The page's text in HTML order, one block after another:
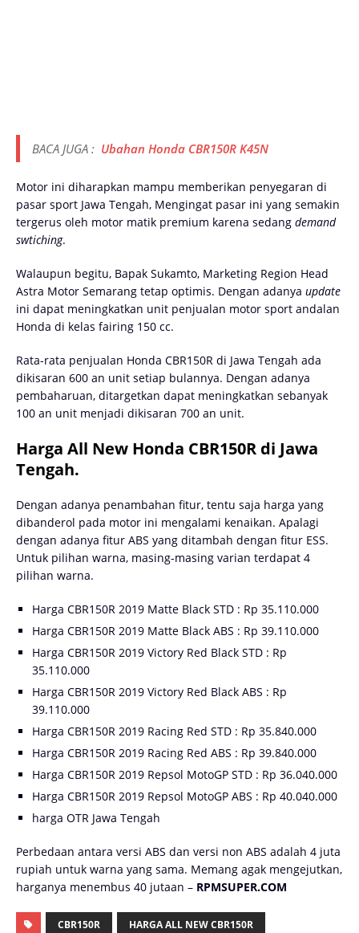
BACA JUGA : Ubahan Honda CBR150R K45N
Motor ini diharapkan mampu memberikan penyegaran di
pasar sport Jawa Tengah, Mengingat pasar ini yang semakin
tergerus oleh motor matik premium karena sedang demand
swtiching.
Walaupun begitu, Bapak Sukamto, Marketing Region Head
Astra Motor Semarang tetap optimis. Dengan adanya update
ini dapat meningkatkan unit penjualan motor sport andalan
Honda di kelas fairing 150 cc.
Rata-rata penjualan Honda CBR150R di Jawa Tengah ada
dikisaran 600 an unit setiap bulannya. Dengan adanya
pembaharuan, ditargetkan dapat meningkatkan sebanyak
100 an unit menjadi dikisaran 700 an unit.
Harga All New Honda CBR150R di Jawa
Tengah.
Dengan adanya penambahan fitur, tentu saja harga yang
dibanderol pada motor ini mengalami kenaikan. Apalagi
dengan adanya fitur ABS yang ditambah dengan fitur ESS.
Untuk pilihan warna, masing-masing varian terdapat 4
pilihan warna.
Harga CBR150R 2019 Matte Black STD : Rp 35.110.000
Harga CBR150R 2019 Matte Black ABS : Rp 39.110.000
Harga CBR150R 2019 Victory Red Black STD : Rp
35.110.000
Harga CBR150R 2019 Victory Red Black ABS : Rp
39.110.000
Harga CBR150R 2019 Racing Red STD : Rp 35.840.000
Harga CBR150R 2019 Racing Red ABS : Rp 39.840.000
Harga CBR150R 2019 Repsol MotoGP STD : Rp 36.040.000
Harga CBR150R 2019 Repsol MotoGP ABS : Rp 40.040.000
harga OTR Jawa Tengah
Perbedaan antara versi ABS dan versi non ABS adalah 4 juta
rupiah untuk warna yang sama. Memang agak mengejutkan,
harganya menembus 40 jutaan – RPMSUPER.COM
CBR150R HARGA ALL NEW CBR150R